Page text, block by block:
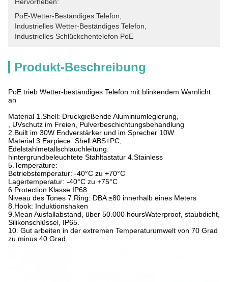
PoE-Wetter-Beständiges Telefon
Industrielles Wetter-Beständiges Telefon
Industrielles Schlückchentelefon PoE
Produkt-Beschreibung
PoE trieb Wetter-beständiges Telefon mit blinkendem Warnlicht
an
Material 1.Shell: Druckgießende Aluminiumlegierung,
, UVschutz im Freien, Pulverbeschichtungsbehandlung
2.Built im 30W Endverstärker und im Sprecher 10W.
Material 3.Earpiece: Shell ABS+PC,
Edelstahlmetallschlauchleitung.
hintergrundbeleuchtete Stahltastatur 4.Stainless
5.Temperature:
Betriebstemperatur: -40°C zu +70°C
Lagertemperatur: -40°C zu +75°C
6.Protection Klasse IP68
Niveau des Tones 7.Ring: DBA ≥80 innerhalb eines Meters
8.Hook: Induktionshaken
9.Mean Ausfallabstand, über 50.000 hoursWaterproof, staubdicht,
Silikonschlüssel, IP65.
10. Gut arbeiten in der extremen Temperaturumwelt von 70 Grad
zu minus 40 Grad.